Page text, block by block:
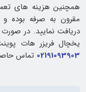
همچنین هزینه های
مقرون به صرفه بوده و
دریافت نمایید. در
یخچال فریزر هات
02191093903 تماس